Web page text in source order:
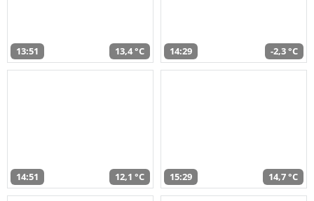
13:51 13,4 °C 14:29 -2,3 °C
14:51 12,1 °C 15:29 14,7 °C